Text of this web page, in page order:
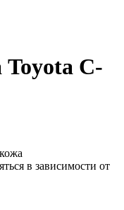
Toyota C-
в зависимости от